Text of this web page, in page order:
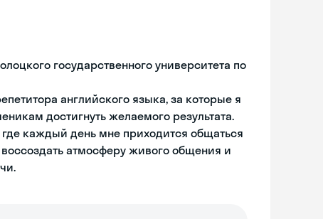
государственного университета по
английского языка, за которые я
достигнуть желаемого результата.
каждый день мне приходится общаться
атмосферу живого общения и